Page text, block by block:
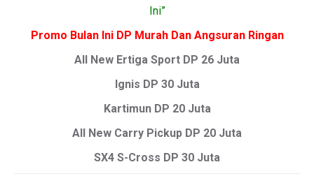
Ini”
Promo Bulan Ini DP Murah Dan Angsuran Ringan
All New Ertiga Sport DP 26 Juta
Ignis DP 30 Juta
Kartimun DP 20 Juta
All New Carry Pickup DP 20 Juta
SX4 S-Cross DP 30 Juta